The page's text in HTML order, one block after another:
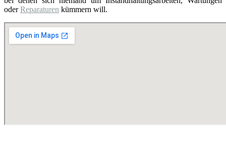
oderReparaturen kümmern will.